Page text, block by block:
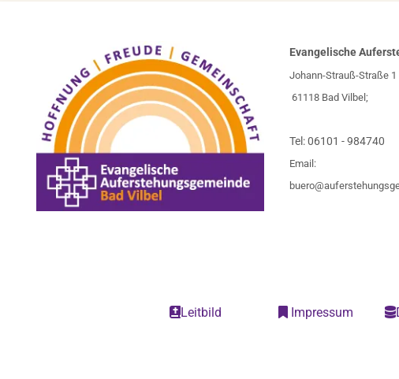
Evangelische
Johann-Strauß-Straße 1
61118 Bad Vilbel;
Tel:06101 - 984740
Email:
Leitbild  Impressum 